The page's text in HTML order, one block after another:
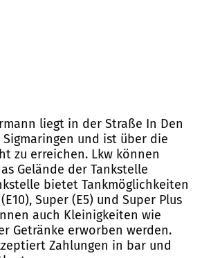
liegt in der Straße In Den
Sigmaringen und ist über die
zu erreichen. Lkw können
Gelände der Tankstelle
bietet Tankmöglichkeiten
Super (E5) und Super Plus
auch Kleinigkeiten wie
Getränke erworben werden.
Zahlungen in bar und